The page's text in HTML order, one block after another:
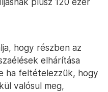
hogy részben az
elhárítása
ha feltételezzük, hogy
valósul meg,